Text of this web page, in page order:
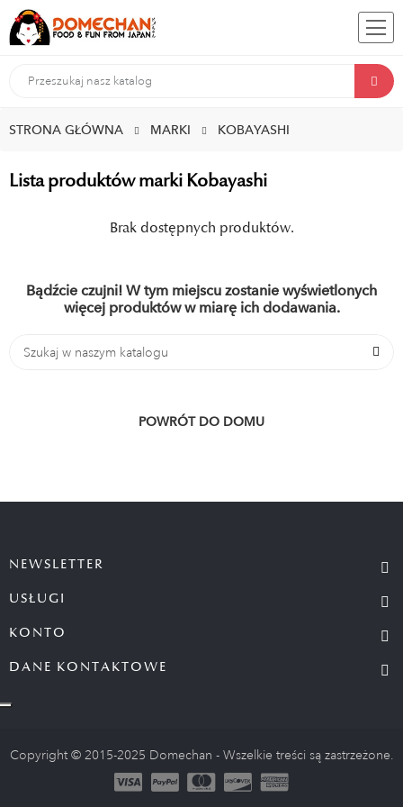
STRONA GŁÓWNA MARKI KOBAYASHI
Lista produktów marki Kobayashi
Brak dostępnych produktów.
Bądźcie czujni! W tym miejscu zostanie wyświetlonych
więcej produktów w miarę ich dodawania.
POWRÓT DO DOMU
NEWSLETTER
USŁUGI
KONTO
DANE KONTAKTOWE
Copyright © 2015-2025 Domechan - Wszelkie treści są zastrzeżone.